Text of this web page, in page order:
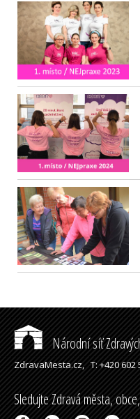
Národní síť
ZdravaMesta.cz,T: +420 602
Sledujte Zdravá města,